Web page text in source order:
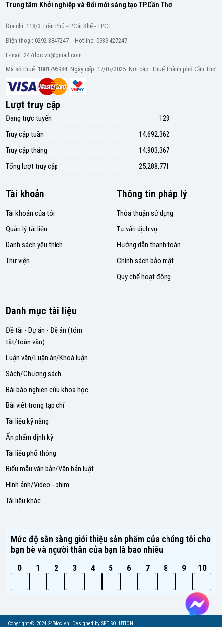
Trung tâm Khởi nghiệp và Đổi mới sáng tạo TP.Cần Thơ
Địa chỉ: 118/3 Trần Phú - P.Cái Khế - TPCT
Điện thoại: 0292 3847247 Hotline: 0939 427247
E-mail: 247doc.vn@gmail.com
Mã số thuế: 1801795984. Ngày cấp: 17/07/2025. Nơi cấp: Thuế Thành phố Cần Thơ
Lượt truy cập
Đang trực tuyến
128
Truy cập tuần
14,692,362
Truy cập tháng
14,903,367
Tổng lượt truy cập
25,288,771
Tài khoản
Tài khoản của tôi
Quản lý tài liệu
Danh sách yêu thích
Thư viện
Thông tin pháp lý
Thỏa thuận sử dụng
Tư vấn dịch vụ
Hướng dẫn thanh toán
Chính sách bảo mật
Quy chế hoạt động
Danh mục tài liệu
Đề tài - Dự án - Đề án (tóm
tắt/toàn văn)
Luận văn/Luận án/Khoá luận
Sách/Chương sách
Bài báo nghiên cứu khoa học
Bài viết trong tạp chí
Tài liệu kỹ năng
Ấn phẩm định kỳ
Tài liệu phổ thông
Biểu mẫu văn bản/Văn bản luật
Hình ảnh/Video - phim
Tài liệu khác
Mức độ sẵn sàng giới thiệu sản phẩm của chúng tôi cho
bạn bè và người thân của bạn là bao nhiêu
0
1 2 3 4 5 6 7 8 9 10
Copyright © 2024 247doc.vn. Designed by SFE SOLUTION